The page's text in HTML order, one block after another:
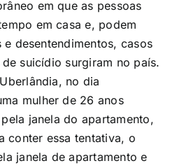
em que as pessoas
em casa e, podem
desentendimentos, casos
suicídio surgiram no país.
no dia
mulher de 26 anos
janela do apartamento,
conter essa tentativa, o
janela de apartamento e